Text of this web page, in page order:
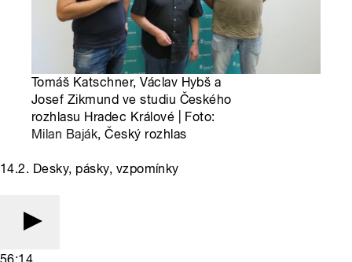
Tomáš Katschner, Václav Hybš a
Josef Zikmund ve studiu Českého
rozhlasu Hradec Králové | Foto:
Milan Baják, Český rozhlas
14.2. Desky, pásky, vzpomínky